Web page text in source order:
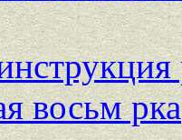
восьм рка